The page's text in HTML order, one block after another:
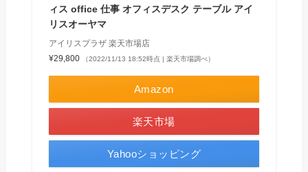
ィス office 仕事 オフィスデスク テーブル アイ
リスオーヤマ
アイリスプラザ 楽天市場店
¥29,800
（2022/11/13 18:52時点 | 楽天市場調べ）
Amazon
楽天市場
Yahooショッピング